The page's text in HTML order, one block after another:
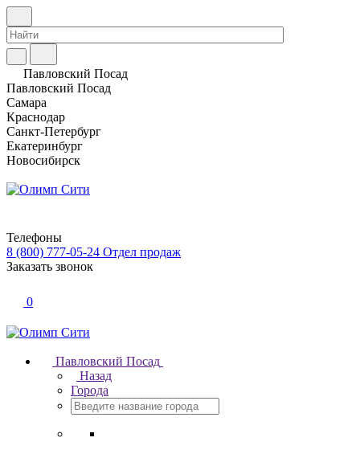
Павловский Посад
Павловский Посад
Самара
Краснодар
Санкт-Петербург
Екатеринбург
Новосибирск
Телефоны
8 (800) 777-05-24 Отдел продаж
Заказать звонок
0
Павловский Посад
Назад
Города